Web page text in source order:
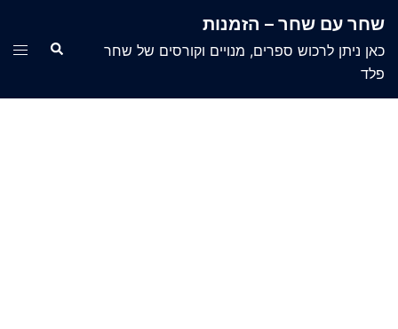
content
שחר עם שחר – הזמנות
כאן ניתן לרכוש ספרים, מנויים וקורסים של שחר
פלד
Search